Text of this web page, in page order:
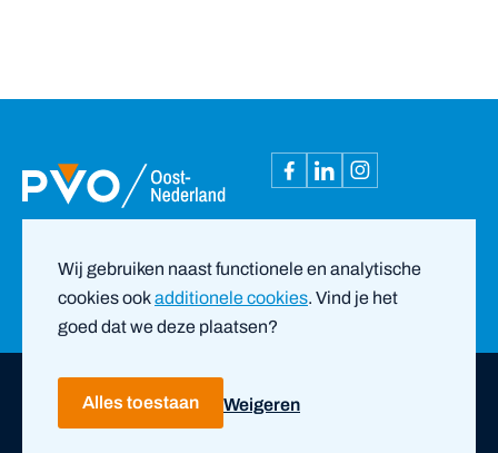
Wij gebruiken naast functionele en analytische
cookies ookadditionele cookies. Vind je het
goed dat we deze plaatsen?
Alles toestaan Weigeren
Copyright ©2026PVO Oost-Nederland |